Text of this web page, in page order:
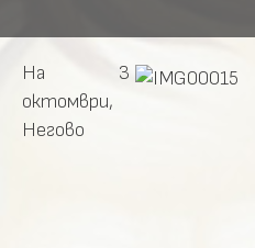
На 3
октомври,
Негово